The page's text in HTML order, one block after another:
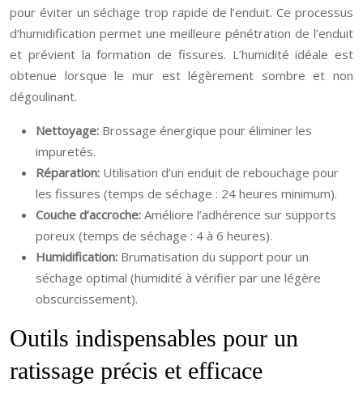
pour éviter un séchage trop rapide de l’enduit. Ce processus
d’humidification permet une meilleure pénétration de l’enduit
et prévient la formation de fissures. L’humidité idéale est
obtenue lorsque le mur est légèrement sombre et non
dégoulinant.
Nettoyage: Brossage énergique pour éliminer les
impuretés.
Réparation: Utilisation d’un enduit de rebouchage pour
les fissures (temps de séchage : 24 heures minimum).
Couche d’accroche: Améliore l’adhérence sur supports
poreux (temps de séchage : 4 à 6 heures).
Humidification: Brumatisation du support pour un
séchage optimal (humidité à vérifier par une légère
obscurcissement).
Outils indispensables pour un
ratissage précis et efficace